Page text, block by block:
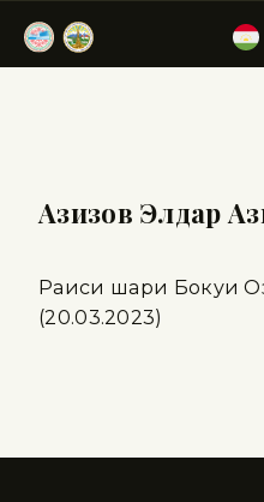
Азизов Элдар
Раиси шаҳри Бокуи
(20.03.2023)